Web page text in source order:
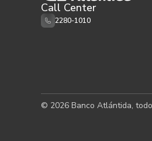
Call Center
2280-1010
© 2026 Banco Atlántida,